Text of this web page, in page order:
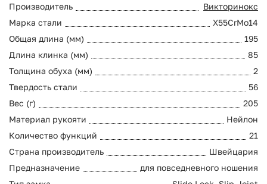
Производитель
Викторинокс
Марка стали
X55CrMo14
Общая длина (мм)
195
Длина клинка (мм)
85
Толщина обуха (мм)
2
Твердость стали
56
Вес (г)
205
Материал рукояти
Нейлон
Количество функций
21
Страна производитель
Швейцария
Предназначение
для повседневного ношения